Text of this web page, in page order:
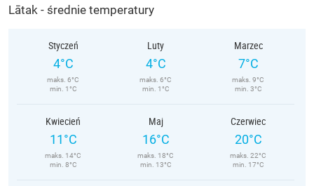
Lātak - średnie temperatury
Styczeń
4°C
maks. 6°C
min. 1°C
Luty
4°C
maks. 6°C
min. 1°C
Marzec
7°C
maks. 9°C
min. 3°C
Kwiecień
11°C
maks. 14°C
min. 8°C
Maj
16°C
maks. 18°C
min. 13°C
Czerwiec
20°C
maks. 22°C
min. 17°C